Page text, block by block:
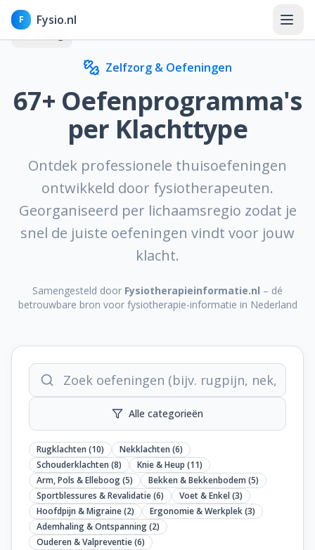
F Fysio.nl
Home
Aandoeningen
Behandelingen & therapieën
Fysiotherapeuten
Praktijk kiezen
Vergoedingen
Veelgestelde vragen
Over ons
Zelfzorg & Oefeningen
67+ Oefenprogramma's
per Klachttype
Ontdek professionele thuisoefeningen
ontwikkeld door fysiotherapeuten.
Georganiseerd per lichaamsregio zodat je
snel de juiste oefeningen vindt voor jouw
klacht.
Samengesteld door Fysiotherapieinformatie.nl – dé
betrouwbare bron voor fysiotherapie-informatie in Nederland
Alle categorieën
Rugklachten (10) Nekklachten (6)
Schouderklachten (8) Knie & Heup (11)
Arm, Pols & Elleboog(5) Bekken & Bekkenbodem (5)
Sportblessures & Revalidatie(6) Voet & Enkel(3)
Hoofdpijn & Migraine(2) Ergonomie & Werkplek(3)
Ademhaling & Ontspanning(2)
Ouderen & Valpreventie(6)